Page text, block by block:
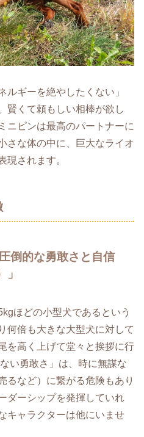
ルギーを絶やしたくない」
賢くて頼もしい相棒が欲し
ピンは最高のパートナーに
さな体の中に、巨大なライオ
現されます。
倒的な勇敢さと自信
」
ほどの小型犬であるという
何倍も大きな大型犬に対して
を高く上げて堂々と挨拶に行
い勇敢さ」は、時に無謀な
るなど）に繋がる危険もあり
ダーシップを発揮していれ
キャラクターは他にいませ